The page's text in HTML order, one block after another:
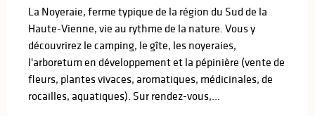
La Noyeraie, ferme typique de la région du Sud de la
Haute-Vienne, vie au rythme de la nature. Vous y
découvrirez le camping, le gîte, les noyeraies,
l'arboretum en développement et la pépinière (vente de
fleurs, plantes vivaces, aromatiques, médicinales, de
rocailles, aquatiques). Sur rendez-vous,...